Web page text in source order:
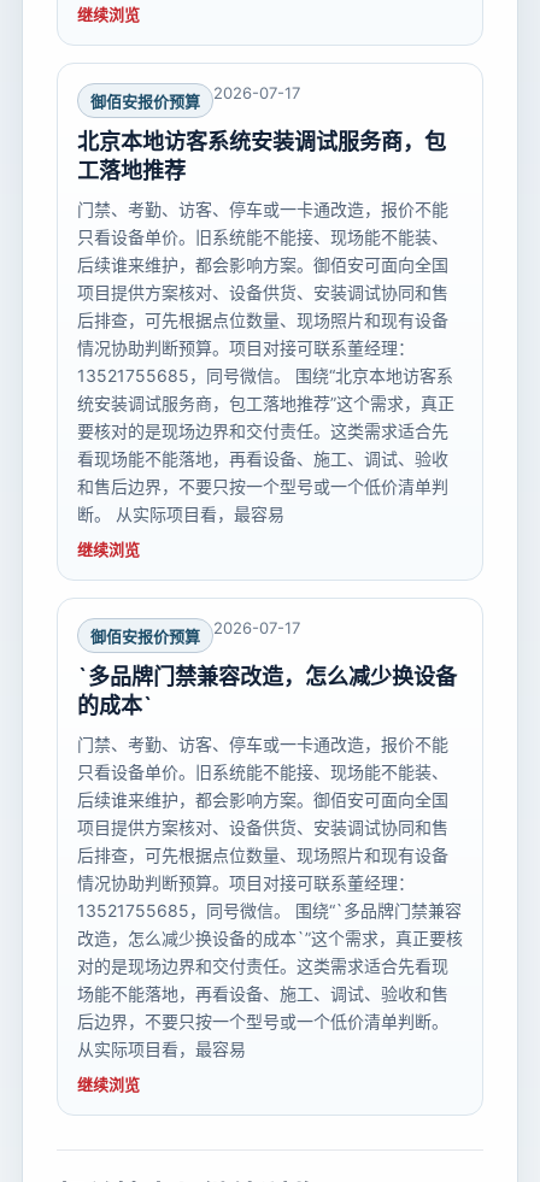
继续浏览
御佰安报价预算 2026-07-17
北京本地访客系统安装调试服务商，包
工落地推荐
门禁、考勤、访客、停车或一卡通改造，报价不能
只看设备单价。旧系统能不能接、现场能不能装、
后续谁来维护，都会影响方案。御佰安可面向全国
项目提供方案核对、设备供货、安装调试协同和售
后排查，可先根据点位数量、现场照片和现有设备
情况协助判断预算。项目对接可联系董经理：
13521755685，同号微信。 围绕“北京本地访客系
统安装调试服务商，包工落地推荐”这个需求，真正
要核对的是现场边界和交付责任。这类需求适合先
看现场能不能落地，再看设备、施工、调试、验收
和售后边界，不要只按一个型号或一个低价清单判
断。 从实际项目看，最容易
继续浏览
御佰安报价预算 2026-07-17
`多品牌门禁兼容改造，怎么减少换设备
的成本`
门禁、考勤、访客、停车或一卡通改造，报价不能
只看设备单价。旧系统能不能接、现场能不能装、
后续谁来维护，都会影响方案。御佰安可面向全国
项目提供方案核对、设备供货、安装调试协同和售
后排查，可先根据点位数量、现场照片和现有设备
情况协助判断预算。项目对接可联系董经理：
13521755685，同号微信。 围绕“`多品牌门禁兼容
改造，怎么减少换设备的成本`”这个需求，真正要核
对的是现场边界和交付责任。这类需求适合先看现
场能不能落地，再看设备、施工、调试、验收和售
后边界，不要只按一个型号或一个低价清单判断。
从实际项目看，最容易
继续浏览